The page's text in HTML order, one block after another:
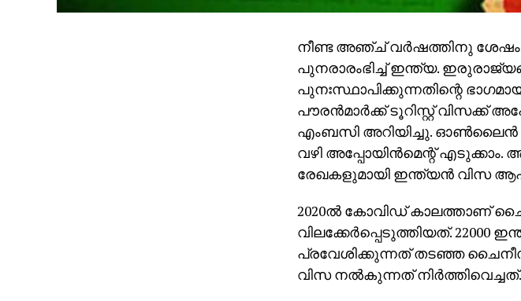
നീണ്ട അഞ്ച് വര്‍ഷത്തിനു ശേഷം
പുനരാരംഭിച്ച് ഇന്ത്യ.
പുനഃസ്ഥാപിക്കുന്നതിന്റെ
പൗരന്‍മാര്‍ക്ക് ടൂറിസ്റ്റ് വിസക്ക്
എംബസി അറിയിച്ചു. ഓണ്‍ലൈന്‍
വഴി അപ്പോയിന്‍മെന്റ്
രേഖകളുമായി ഇന്ത്യന്‍ വിസ
2020ല്‍ കോവിഡ് കാലത്താണ്
വിലക്കേര്‍പ്പെടുത്തിയത്. 22000
പ്രവേശിക്കുന്നത് തടഞ്ഞ
വിസ നല്‍കുന്നത് നിര്‍ത്തിവെച്ചത്.